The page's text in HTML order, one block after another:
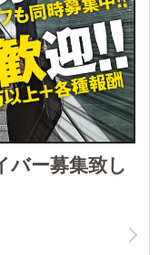
バー募集致し